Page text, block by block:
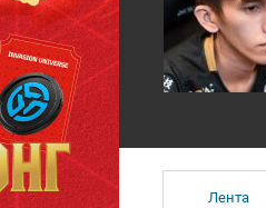
Лента